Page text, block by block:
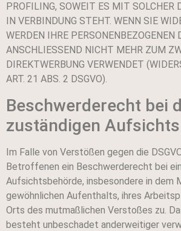
PROFILING, SOWEIT ES MIT SOLCHER
IN VERBINDUNG STEHT. WENN SIE
WERDEN IHRE PERSONENBEZOGENEN
ANSCHLIESSEND NICHT MEHR ZUM
DIREKTWERBUNG VERWENDET
ART. 21 ABS. 2 DSGVO).
Beschwerde­recht bei
zuständigen
Im Falle von Verstößen gegen die
Betroffenen ein Beschwerderecht bei
Aufsichtsbehörde, insbesondere in dem
gewöhnlichen Aufenthalts, ihres
Orts des mutmaßlichen Verstoßes zu.
besteht unbeschadet anderweitiger